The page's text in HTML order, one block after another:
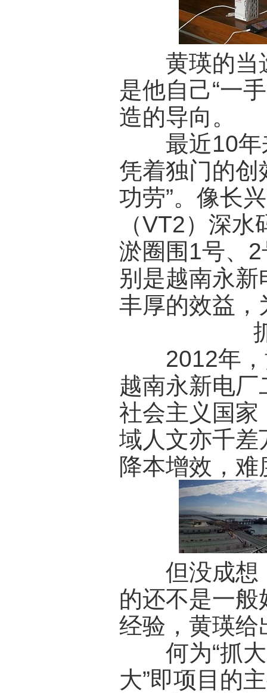
黄瑛的当选
是他自己“一
造的导向。
最近10年
凭着独门的创
功劳”。像长
（VT2）深
淤圈围1号、
别是越南永
丰厚的效益，
2012年，
越南永新电
社会主义国家
域人文亦千差
降本增效，难
但没成想，
的还不是一
经验，黄瑛给
何为“抓大
大”即项目的